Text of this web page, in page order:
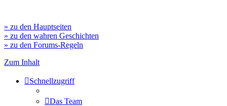
» zu den Hauptseiten
» zu den wahren Geschichten
» zu den Forums-Regeln
Zum Inhalt
Schnellzugriff
Das Team